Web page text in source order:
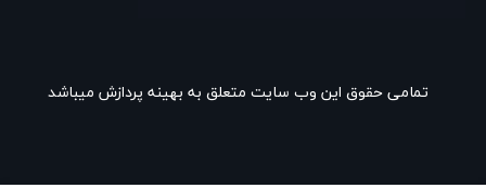
تمامی حقوق این وب سایت متعلق به بهینه پردازش میباشد